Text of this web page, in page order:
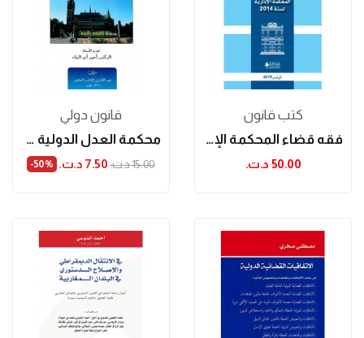
قانون دولي
محكمة العدل الدولية وشرعية قرارات الهياكل الدولية
15.00 د.ت.‏ 7.50 د.ت.‏ ‎-50%
كتب قانون
فقه قضاء المحكمة الإدارية لسنة 2014
50.00 د.ت.‏